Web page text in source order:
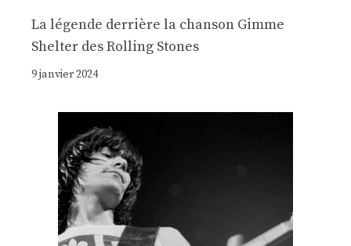
La légende derrière la chanson Gimme
Shelter des Rolling Stones
9 janvier 2024